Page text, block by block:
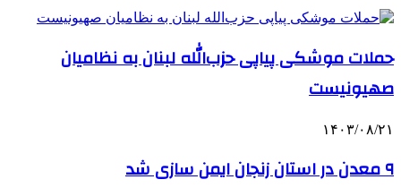
حملات موشکی پیاپی حزب‌الله لبنان به نظامیان
صهیونیست
۱۴۰۳/۰۸/۲۱
۹ معدن در استان زنجان ایمن سازی شد